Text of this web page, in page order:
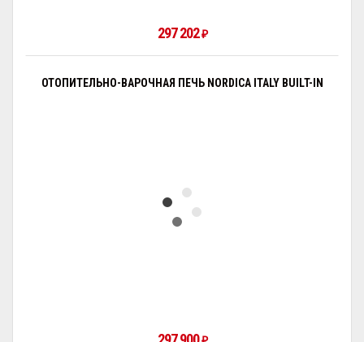
297 202₽
ОТОПИТЕЛЬНО-ВАРОЧНАЯ ПЕЧЬ NORDICA ITALY BUILT-IN